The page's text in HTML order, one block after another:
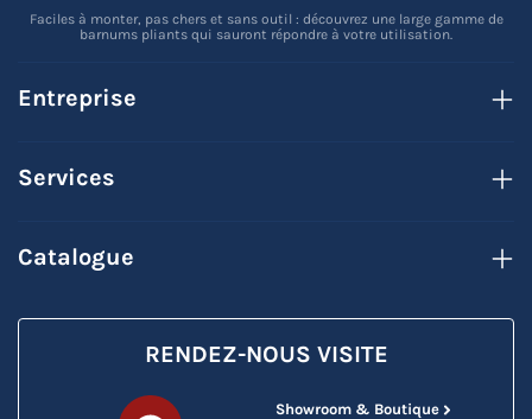
Faciles à monter, pas chers et sans outil : découvrez une large gamme de
barnums pliants qui sauront répondre à votre utilisation.
Entreprise
Services
Catalogue
RENDEZ-NOUS VISITE
Showroom & Boutique